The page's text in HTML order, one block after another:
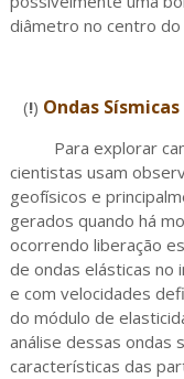
diâmetro no centro do
(!) Ondas
Para explorar
cientistas usam
geofísicos e
gerados quando há
ocorrendo liberação
de ondas elásticas no
e com velocidades
do módulo de
análise dessas ondas
características das